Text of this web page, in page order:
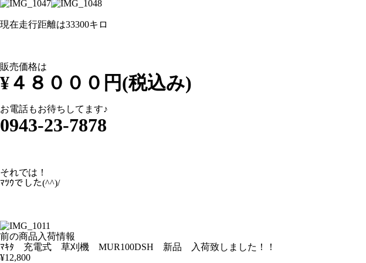
現在走行距離は33300キロ
販売価格は
¥４８０００円(税込み)
お電話もお待ちしてます♪
0943-23-7878
それでは！
ﾏﾂｳでした(^^)/
前の商品入荷情報
ﾏｷﾀ 充電式 草刈機 MUR100DSH 新品 入荷致しました！！
¥12,800